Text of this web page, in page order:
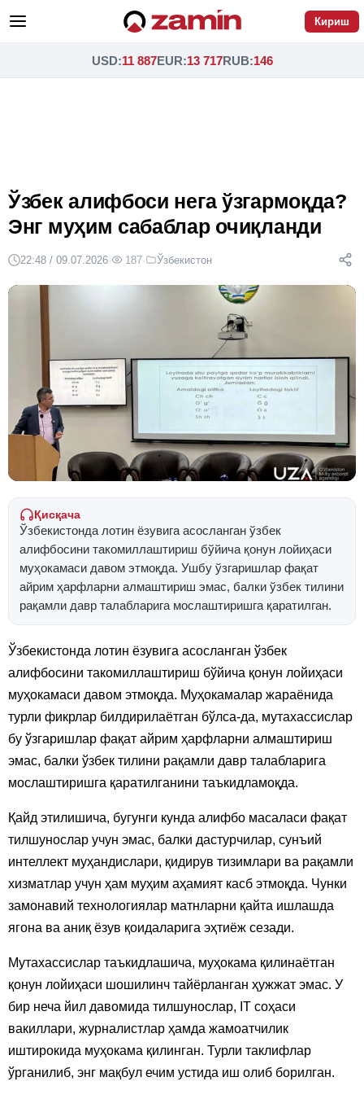
Кириш
USD:11 887EUR:13 717RUB:146
Ўзбек алифбоси нега ўзгармоқда?
Энг муҳим сабаблар очиқланди
22:48 / 09.07.2026· 187· Ўзбекистон
Қисқача
Ўзбекистонда лотин ёзувига асосланган ўзбек
алифбосини такомиллаштириш бўйича қонун лойиҳаси
муҳокамаси давом этмоқда. Ушбу ўзгаришлар фақат
айрим ҳарфларни алмаштириш эмас, балки ўзбек тилини
рақамли давр талабларига мослаштиришга қаратилган.
Ўзбекистонда лотин ёзувига асосланган ўзбек
алифбосини такомиллаштириш бўйича қонун лойиҳаси
муҳокамаси давом этмоқда. Муҳокамалар жараёнида
турли фикрлар билдирилаётган бўлса-да, мутахассислар
бу ўзгаришлар фақат айрим ҳарфларни алмаштириш
эмас, балки ўзбек тилини рақамли давр талабларига
мослаштиришга қаратилганини таъкидламоқда.
Қайд этилишича, бугунги кунда алифбо масаласи фақат
тилшунослар учун эмас, балки дастурчилар, сунъий
интеллект муҳандислари, қидирув тизимлари ва рақамли
хизматлар учун ҳам муҳим аҳамият касб этмоқда. Чунки
замонавий технологиялар матнларни қайта ишлашда
ягона ва аниқ ёзув қоидаларига эҳтиёж сезади.
Мутахассислар таъкидлашича, муҳокама қилинаётган
қонун лойиҳаси шошилинч тайёрланган ҳужжат эмас. У
бир неча йил давомида тилшунослар, IT соҳаси
вакиллари, журналистлар ҳамда жамоатчилик
иштирокида муҳокама қилинган. Турли таклифлар
ўрганилиб, энг мақбул ечим устида иш олиб борилган.